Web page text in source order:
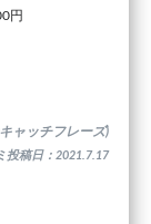
円
ャッチフレーズ)
投稿日：2021.7.17